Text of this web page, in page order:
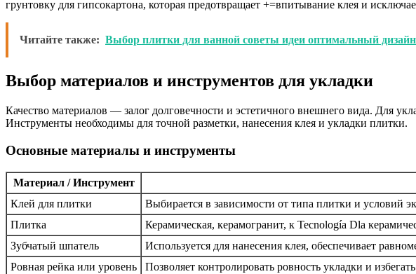
грунтовку для гипсокартона, которая предотвращает +=впитывание клея и
Читайте также: Выбор плитки для ванной советы идеи оптимальный
Выбор материалов и инструментов для укладки
Качество материалов — залог долговечности и эстетичного внешнего вида. Для
Инструменты необходимы для точной разметки, нанесения клея и укладки плитки.
Основные материалы и инструменты
Материал / Инструмент
Клей для плитки
Выбирается в зависимости от типа плитки и условий
Плитка
Керамическая, керамогранит, к Tecnología Dla
Зубчатый шпатель
Используется для нанесения клея, обеспечивает
Ровная рейка или уровень
Позволяет контролировать ровность укладки и